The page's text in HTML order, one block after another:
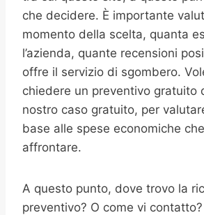
che decidere. È importante
momento della scelta, quanta
l’azienda, quante recensioni
offre il servizio di sgombero.
chiedere un preventivo gratuito
nostro caso gratuito, per
base alle spese economiche
affrontare.
A questo punto, dove trovo la
preventivo? O come vi